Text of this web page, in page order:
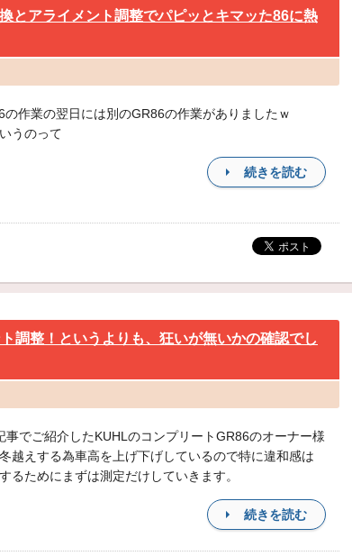
とアライメント調整でパピッとキマッた86に熱
の作業の翌日には別のGR86の作業がありましたｗ
うのって
続きを読む
調整！というよりも、狂いが無いかの確認でし
事でご紹介したKUHLのコンプリートGR86のオーナー様
越えする為車高を上げ下げしているので特に違和感は
るためにまずは測定だけしていきます。
続きを読む